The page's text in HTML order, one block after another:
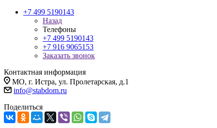
+7 499 5190143
Назад
Телефоны
+7 499 5190143
+7 916 9065153
Заказать звонок
Контактная информация
МО, г. Истра, ул. Пролетарская, д.1
info@stabdom.ru
Поделиться